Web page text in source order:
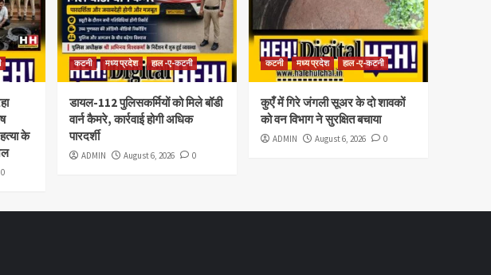
के
0
कटनी मध्य प्रदेश हाल -ए-कटनी
डायल-112 पुलिसकर्मियों को मिले बॉडी
वार्न कैमरे, कार्रवाई होगी अधिक
पारदर्शी
ADMIN August 6, 2026 0
कटनी मध्य प्रदेश हाल -ए-कटनी
कुएँ में गिरे जंगली सूअर के दो शावकों
को वन विभाग ने सुरक्षित बचाया
ADMIN August 6, 2026 0